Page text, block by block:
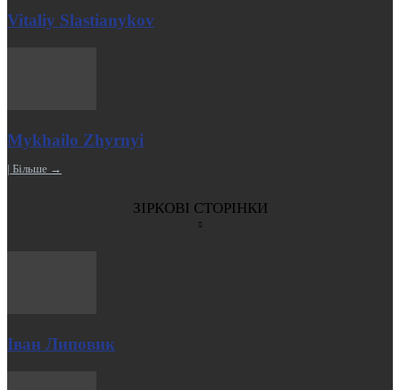
Vitaliy Slastianykov
Mykhailo Zhyrnyi
| Більше →
ЗІРКОВІ СТОРІНКИ
Іван Липовик